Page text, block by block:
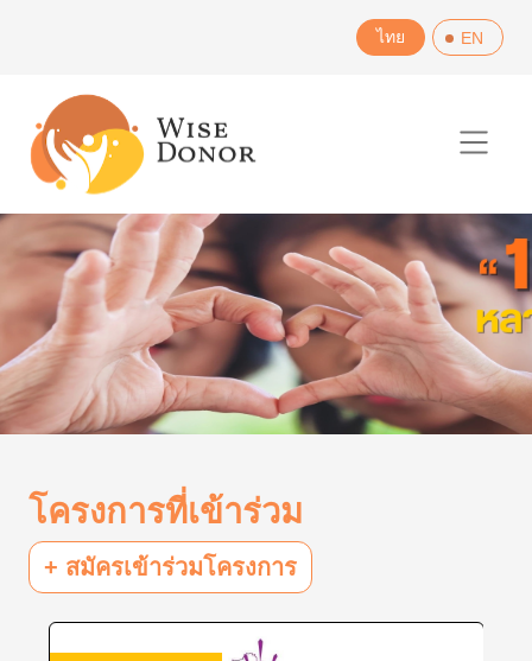
ไทย EN
โครงการที่เข้าร่วม
+ สมัครเข้าร่วมโครงการ